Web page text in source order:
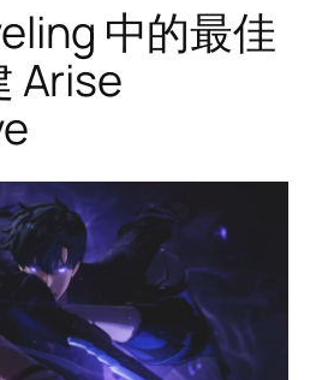
中的最佳
Arise